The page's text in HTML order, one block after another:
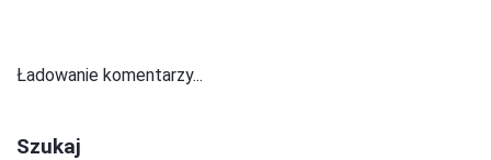
Ładowanie komentarzy...
Szukaj